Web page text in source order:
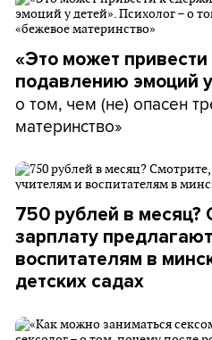
«Это может
подавлению эмоций
о том, чем (не) опасен
материнство»
750 рублей в месяц?
зарплату
воспитателям в
детских садах